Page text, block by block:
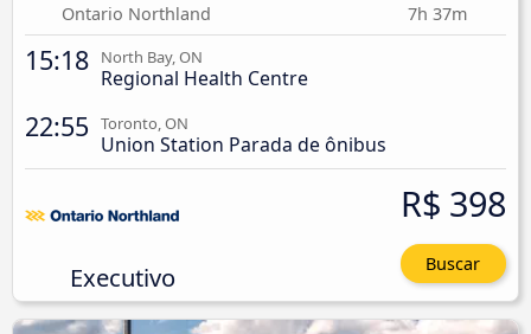
Ontario Northland
7h 37m
15:18 North Bay, ON
Regional Health Centre
22:55 Toronto, ON
Union Station Parada de ônibus
Executivo
R$ 398
Buscar